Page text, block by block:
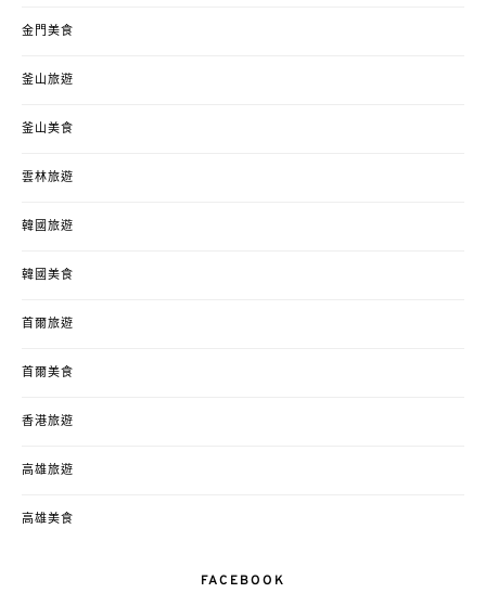
金門美食
釜山旅遊
釜山美食
雲林旅遊
韓國旅遊
韓國美食
首爾旅遊
首爾美食
香港旅遊
高雄旅遊
高雄美食
FACEBOOK